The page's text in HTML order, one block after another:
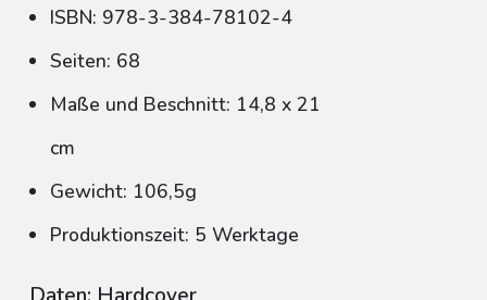
ISBN: 978-3-384-78102-4
Seiten: 68
Maße und Beschnitt: 14,8 x 21
cm
Gewicht: 106,5g
Produktionszeit: 5 Werktage